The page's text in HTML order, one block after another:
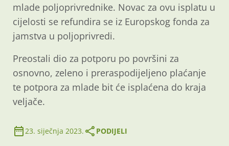
mlade poljoprivrednike. Novac za ovu isplatu u
cijelosti se refundira se iz Europskog fonda za
jamstva u poljoprivredi.
Preostali dio za potporu po površini za
osnovno, zeleno i preraspodijeljeno plaćanje
te potpora za mlade bit će isplaćena do kraja
veljače.
23. siječnja 2023. PODIJELI